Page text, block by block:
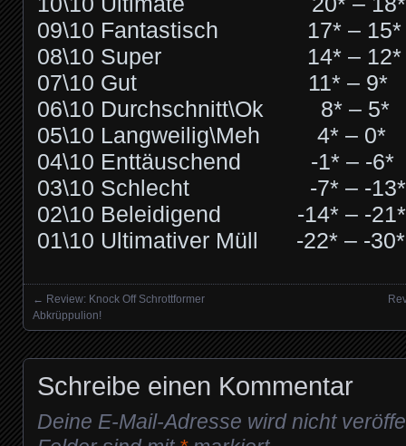
09\10 Fantastisch 17* – 15*
08\10 Super 14* – 12*
07\10 Gut 11* – 9*
06\10 Durchschnitt\Ok 8* – 5*
05\10 Langweilig\Meh 4* – 0*
04\10 Enttäuschend -1* – -6*
03\10 Schlecht -7* – -13*
02\10 Beleidigend -14* – -21*
01\10 Ultimativer Müll -22* – -30*
Posts navigation
← Review: Knock Off Schrottformer
Abkrüppulion!
Schreibe einen Kommentar
Deine E-Mail-Adresse wird nicht